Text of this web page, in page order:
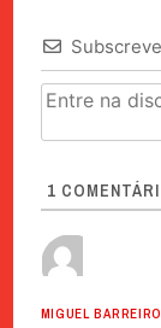
1
MIGUEL